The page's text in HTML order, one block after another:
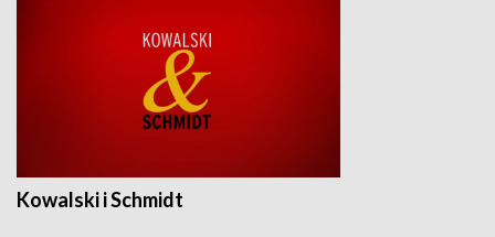
Kowalski i Schmidt